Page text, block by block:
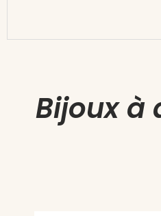
Bijoux à